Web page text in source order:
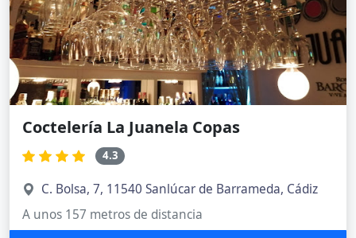
Coctelería La Juanela Copas
4.3
C. Bolsa, 7, 11540 Sanlúcar de Barrameda, Cádiz
A unos 157 metros de distancia